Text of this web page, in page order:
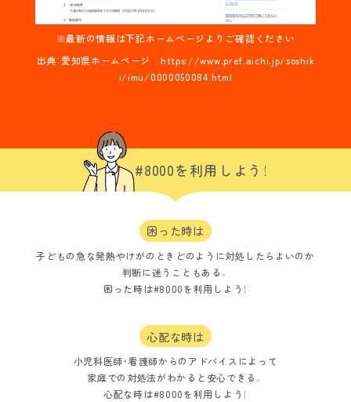
※最新の情報は下記ホームページより ご確認ください
出典：愛知県ホームページ https://www.pref.aichi.jp/soshik
i/imu/0000050084.html
#8000を利用しよう！
困った時は
子どもの急な発熱やけがのとき どのように対処したらよいのか
判断に迷うこともある。
困った時は#8000を利用しよう！
心配な時は
小児科医師・看護師からのアドバイスによって
家庭での対処法がわかると安心できる。
心配な時は#8000を利用しよう！